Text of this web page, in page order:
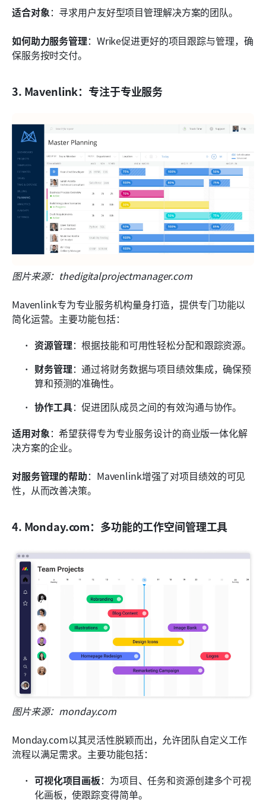
适合对象：寻求用户友好型项目管理解决方案的团队。
如何助力服务管理：Wrike促进更好的项目跟踪与管理，确
保服务按时交付。
3. Mavenlink：专注于专业服务
图片来源：thedigitalprojectmanager.com
Mavenlink专为专业服务机构量身打造，提供专门功能以
简化运营。主要功能包括：
资源管理：根据技能和可用性轻松分配和跟踪资源。
财务管理：通过将财务数据与项目绩效集成，确保预
算和预测的准确性。
协作工具：促进团队成员之间的有效沟通与协作。
适用对象：希望获得专为专业服务设计的商业版一体化解
决方案的企业。
对服务管理的帮助：Mavenlink增强了对项目绩效的可见
性，从而改善决策。
4. Monday.com：多功能的工作空间管理工具
图片来源：monday.com
Monday.com以其灵活性脱颖而出，允许团队自定义工作
流程以满足需求。主要功能包括：
可视化项目画板：为项目、任务和资源创建多个可视
化画板，使跟踪变得简单。